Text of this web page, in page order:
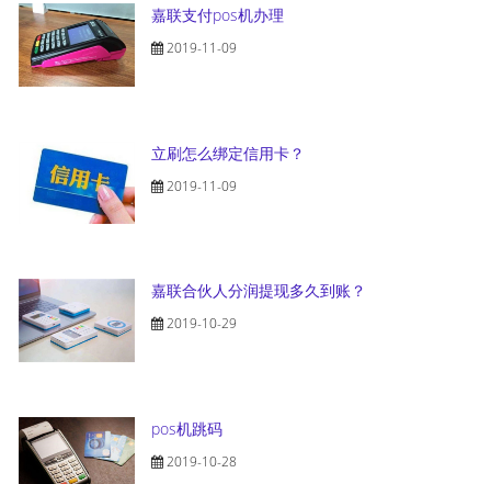
嘉联支付pos机办理
2019-11-09
立刷怎么绑定信用卡？
2019-11-09
嘉联合伙人分润提现多久到账？
2019-10-29
pos机跳码
2019-10-28